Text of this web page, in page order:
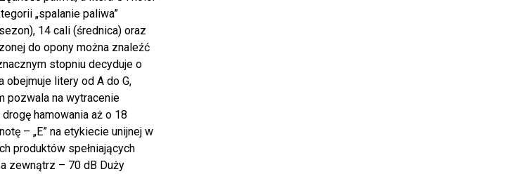
„spalanie paliwa”
14 cali (średnica) oraz
do opony można znaleźć
stopniu decyduje o
litery od A do G,
pozwala na wytracenie
hamowania aż o 18
– „E” na etykiecie unijnej w
produktów spełniających
zewnątrz – 70 dB Duży